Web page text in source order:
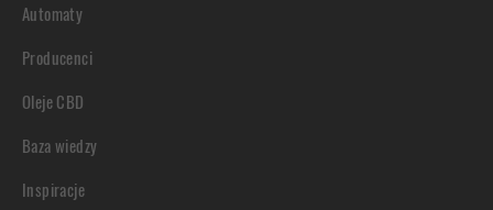
Automaty
Producenci
Oleje CBD
Baza wiedzy
Inspiracje